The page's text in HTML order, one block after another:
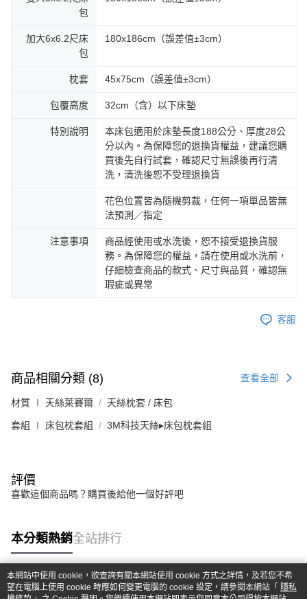
包
加大6x6.2尺床
包
180x186cm（誤差值±3cm）
枕套 45x75cm（誤差值±3cm）
包覆高度 32cm（含）以下床墊
特別說明
本床包適用於床墊長度188公分、厚度28公
分以內。為保障您的退換貨權益，建議您購
買後先自行試套，確認尺寸無誤後再行清
洗，清洗後恕不受理退換貨
花色位置皆為隨機剪裁，任何一項單品皆無
法預測／指定
注意事項
商品經使用或水洗後，恕不接受退換貨服
務。為保障您的權益，請在使用或水洗前，
仔細檢查商品的款式、尺寸與品質，確認無
瑕疵或異常
客服
商品相關分類 (8) 查看全部
材質 ∣ 天絲萊賽爾 天絲枕套 / 床包
套組 ∣ 床包枕套組 3M科技天絲▸床包枕套組
評價
喜歡這個商品嗎？購買後給他一個好評吧
本分類熱銷全站排行
熱門標籤
本網站中使用 cookie，欲查詢有關本網站使用 cookie 方式之詳情，及若您不希
望在電腦上使用 cookie 時應如何變更電腦的 cookie 設定，請參閱本網站「 隱私